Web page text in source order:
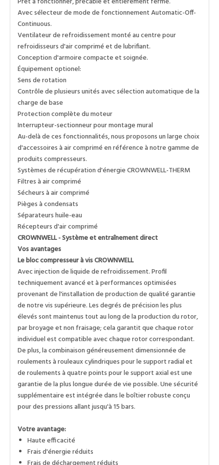
Avec sélecteur de mode de fonctionnement Automatic-Off-
Continuous.
Ventilateur de refroidissement monté au centre pour
refroidisseurs d'air comprimé et de lubrifiant.
Conception d'armoire compacte et soignée.
Équipement optionel:
Sens de rotation
Contrôle de plusieurs unités avec sélection automatique de la
charge de base
Protection complète du moteur
Interrupteur-sectionneur pour montage mural
Au-delà de ces fonctionnalités, nous proposons un large choix
d'accessoires à air comprimé en référence à notre gamme de
produits compresseurs.
Systèmes de récupération d'énergie CROWNWELL-THERM
Filtres à air comprimé
Sécheurs à air comprimé
Pièges à condensats
Séparateurs huile-eau
Récepteurs d'air comprimé
CROWNWELL - Système et entraînement direct
Vos avantages
Le bloc compresseur à vis CROWNWELL
Avec injection de liquide de refroidissement. Profil
techniquement avancé et à performances optimisées
provenant de l'installation de production de qualité garantie
de notre vis supérieure. Les degrés de précision les plus
élevés sont maintenus tout au long de la production du rotor,
par broyage et non fraisage; cela garantit que chaque rotor
individuel est compatible avec chaque rotor correspondant.
De plus, la combinaison généreusement dimensionnée de
roulements à rouleaux cylindriques pour le support radial et
de roulements à quatre points pour le support axial est une
garantie de la plus longue durée de vie possible. Une sécurité
supplémentaire est intégrée dans le boîtier robuste conçu
pour des pressions allant jusqu'à 15 bars.
Votre avantage:
Haute efficacité
Frais d'énergie réduits